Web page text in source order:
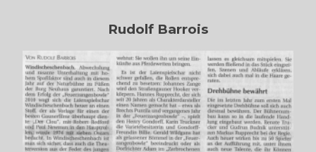
Rudolf Barrois